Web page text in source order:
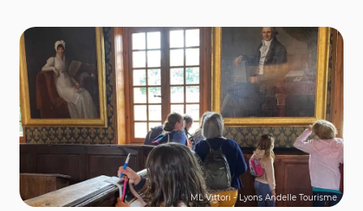
ML Vittori - Lyons Andelle Tourisme